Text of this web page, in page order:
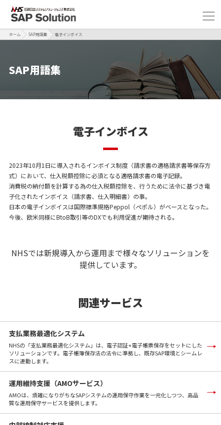
SAP用語集
ホーム SAP用語集 電子インボイス
電子インボイス
2023年10月1日に導入されるインボイス制度（請求書の適格請求書等保存方
式）において、仕入税額控除に必須となる適格請求書の電子記録。
消費税の納付額を計算する為の仕入税額控除を、行うために法令に基づき電
子化されたインボイス（請求書、仕入明細書）の事。
日本の電子インボイスは国際標準規格Peppol（ぺポル）がベースとなった。
今後、欧米同様にBtoB取引等のDXでも利用促進が期待される。
NHSでは新規導入から運用まで様々なソリューションを
提供しています。
関連サービス
支払業務最適化システム
NHSの「支払業務最適化システム」は、電子認証+電子帳票保存をセットにした
ソリューションです。電子帳簿保存法の法令に準拠し、既存SAP環境とシームレ
スに連動します。
運用維持支援（AMOサービス）
AMOは、煩雑になりがちなSAPシステムの運用保守作業を一元化しつつ、高品
質な運用保守サービスを提供します。